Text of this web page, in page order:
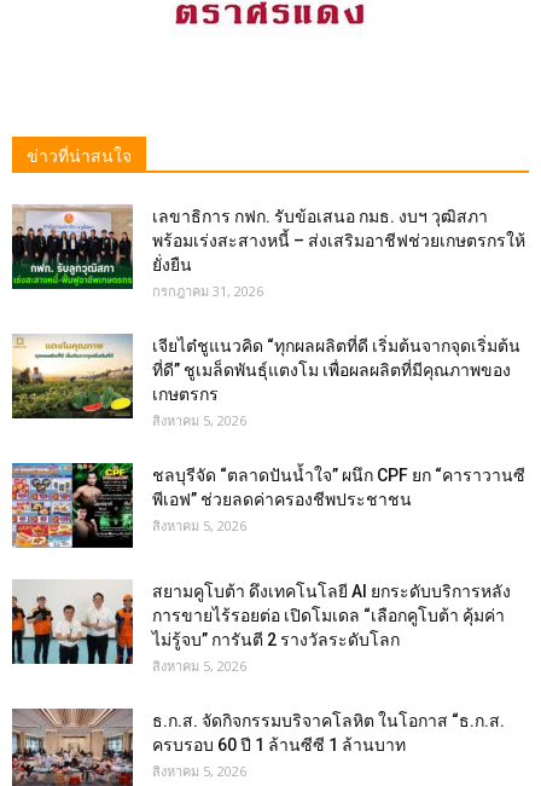
ข่าวที่น่าสนใจ
เลขาธิการ กฟก. รับข้อเสนอ กมธ. งบฯ วุฒิสภา
พร้อมเร่งสะสางหนี้ – ส่งเสริมอาชีฟช่วยเกษตรกรให้
ยั่งยืน
กรกฎาคม 31, 2026
เจียไต๋ชูแนวคิด “ทุกผลผลิตที่ดี เริ่มต้นจากจุดเริ่มต้น
ที่ดี” ชูเมล็ดพันธุ์แตงโม เพื่อผลผลิตที่มีคุณภาพของ
เกษตรกร
สิงหาคม 5, 2026
ชลบุรีจัด “ตลาดปันน้ำใจ” ผนึก CPF ยก “คาราวานซี
พีเอฟ” ช่วยลดค่าครองชีพประชาชน
สิงหาคม 5, 2026
สยามคูโบต้า ดึงเทคโนโลยี AI ยกระดับบริการหลัง
การขายไร้รอยต่อ เปิดโมเดล “เลือกคูโบต้า คุ้มค่า
ไม่รู้จบ” การันตี 2 รางวัลระดับโลก
สิงหาคม 5, 2026
ธ.ก.ส. จัดกิจกรรมบริจาคโลหิต ในโอกาส “ธ.ก.ส.
ครบรอบ 60 ปี 1 ล้านซีซี 1 ล้านบาท
สิงหาคม 5, 2026